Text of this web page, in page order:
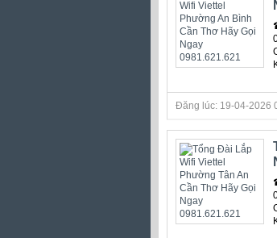
Đăng lúc: 19-04-2026